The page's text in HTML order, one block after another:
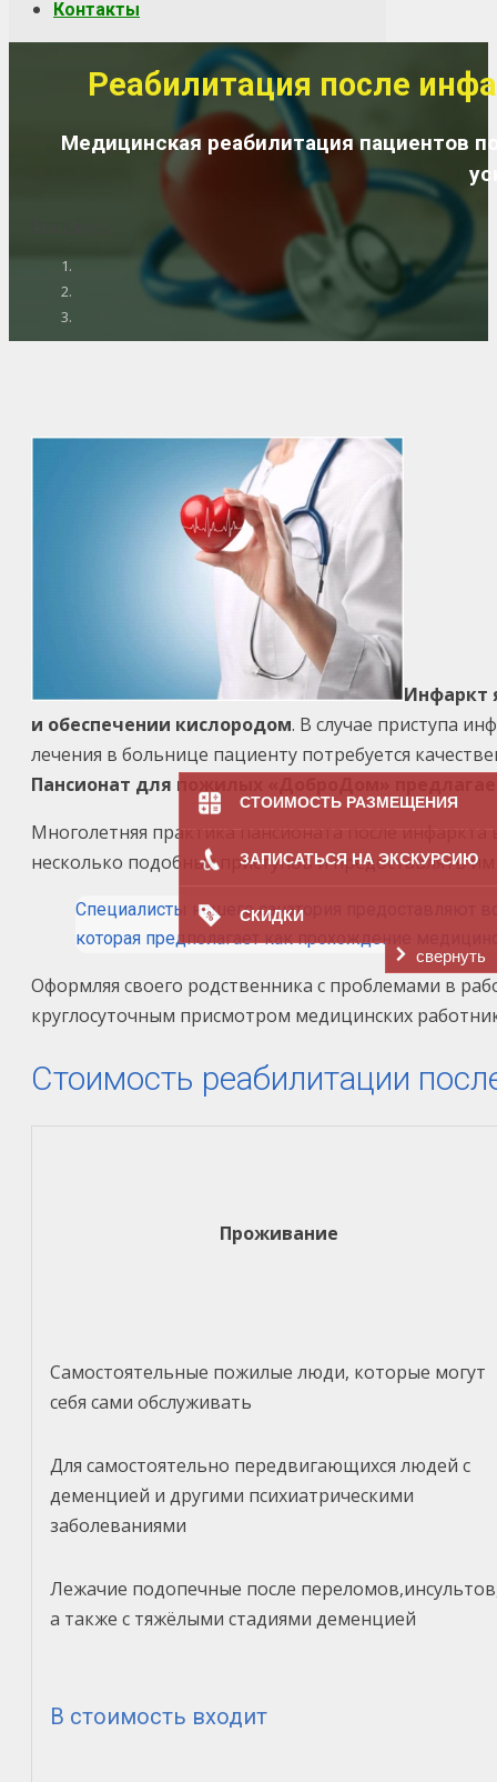
СТОИМОСТЬ РАЗМЕЩЕНИЯ
ЗАПИСАТЬСЯ НА ЭКСКУРСИЮ
СКИДКИ
свернуть
Контакты
Реабилитация после
Медицинская реабилитация пациентов
Инфаркт
и обеспечении кислородом. В случае приступа
лечения в больнице пациенту потребуется
Пансионат для пожилых «ДоброДом»
Многолетняя практика пансионата после
несколько подобных приступов и предоставлять
Специалисты нашего санатория предоставляют
которая предполагает как прохождение
Оформляя своего родственника с проблемами в
круглосуточным присмотром медицинских
Стоимость реабилитации
Проживание
Самостоятельные пожилые люди, которые могут
себя сами обслуживать
Для самостоятельно передвигающихся людей с
деменцией и другими психиатрическими
заболеваниями
Лежачие подопечные после
а также с тяжёлыми стадиями деменцией
В стоимость входит